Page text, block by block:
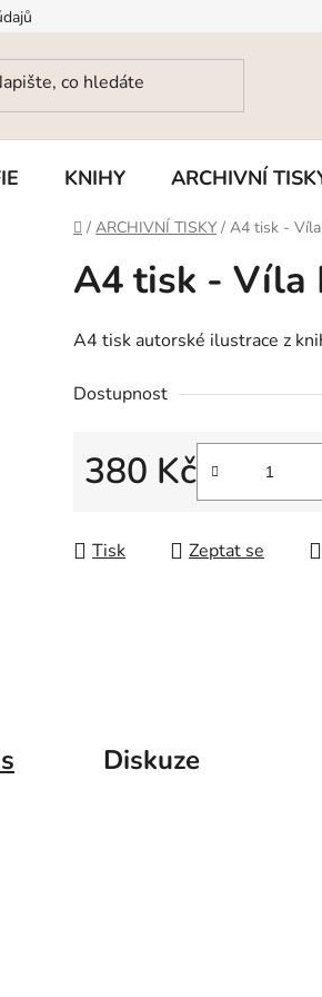
KNIHY ARCHIVNÍ
Domů
/ ARCHIVNÍ TISKY / A4 tisk -
A4 tisk - Víla
A4 tisk autorské ilustrace z
Dostupnost
380 Kč
Tisk Zeptat se
Diskuze